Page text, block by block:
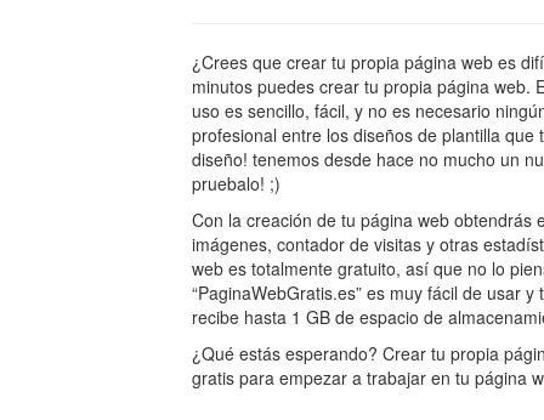
¿Crees que crear tu propia página web es
minutos puedes crear tu propia página web.
uso es sencillo, fácil, y no es necesario
profesional entre los diseños de plantilla
diseño! tenemos desde hace no mucho un
pruebalo! ;)
Con la creación de tu página web
imágenes, contador de visitas y otras
web es totalmente gratuito, así que no lo
“PaginaWebGratis.es” es muy fácil de usar
recibe hasta 1 GB de espacio de
¿Qué estás esperando? Crear tu propia
gratis para empezar a trabajar en tu página